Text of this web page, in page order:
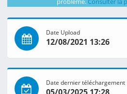
Date Upload
12/08/2021 13:26
Date dernier téléchargement